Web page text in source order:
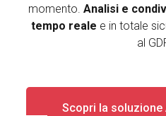
momento. Analisi e
tempo reale e in totale
al
Scopri la soluzione